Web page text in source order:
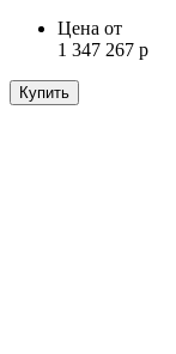
Цена от
1 347 267 р
Купить